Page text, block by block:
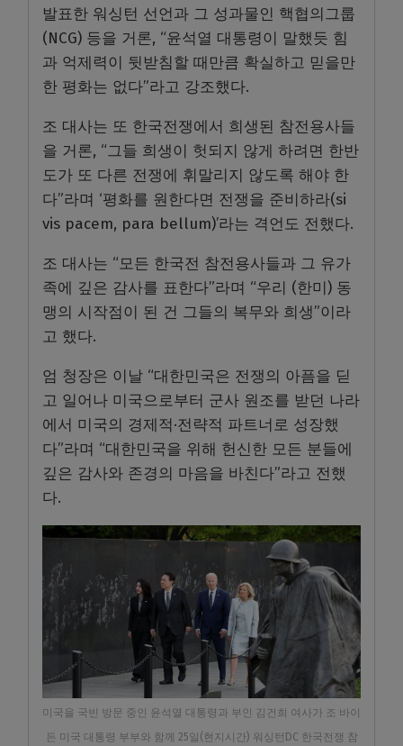
발표한 워싱턴 선언과 그 성과물인 핵협의그룹
(NCG) 등을 거론, “윤석열 대통령이 말했듯 힘
과 억제력이 뒷받침할 때만큼 확실하고 믿을만
한 평화는 없다”라고 강조했다.
조 대사는 또 한국전쟁에서 희생된 참전용사들
을 거론, “그들 희생이 헛되지 않게 하려면 한반
도가 또 다른 전쟁에 휘말리지 않도록 해야 한
다”라며 ‘평화를 원한다면 전쟁을 준비하라(si
vis pacem, para bellum)’라는 격언도 전했다.
조 대사는 “모든 한국전 참전용사들과 그 유가
족에 깊은 감사를 표한다”라며 “우리 (한미) 동
맹의 시작점이 된 건 그들의 복무와 희생”이라
고 했다.
엄 청장은 이날 “대한민국은 전쟁의 아픔을 딛
고 일어나 미국으로부터 군사 원조를 받던 나라
에서 미국의 경제적·전략적 파트너로 성장했
다”라며 “대한민국을 위해 헌신한 모든 분들에
깊은 감사와 존경의 마음을 바친다”라고 전했
다.
미국을 국빈 방문 중인 윤석열 대통령과 부인 김건희 여사가 조 바이
든 미국 대통령 부부와 함께 25일(현지시간) 워싱턴DC 한국전쟁 참